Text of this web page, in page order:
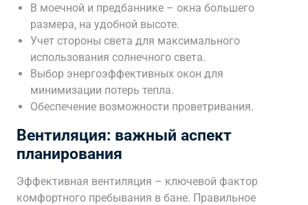
В моечной и предбаннике – окна большего
размера‚ на удобной высоте.
Учет стороны света для максимального
использования солнечного света.
Выбор энергоэффективных окон для
минимизации потерь тепла.
Обеспечение возможности проветривания.
Вентиляция: важный аспект
планирования
Эффективная вентиляция – ключевой фактор
комфортного пребывания в бане. Правильное